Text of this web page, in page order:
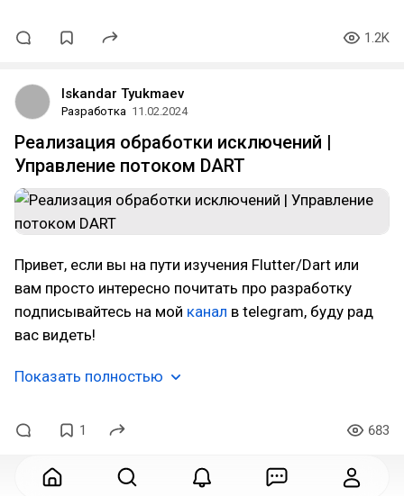
1.2K
Iskandar Tyukmaev
Разработка 11.02.2024
Реализация обработки исключений |
Управление потоком DART
Привет, если вы на пути изучения Flutter/Dart или
вам просто интересно почитать про разработку
подписывайтесь на мой канал в telegram, буду рад
вас видеть!
Показать полностью
1 683